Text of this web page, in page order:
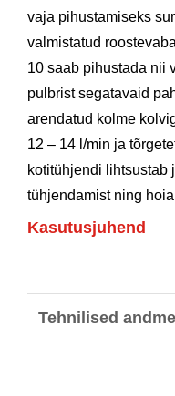
vaja pihustamiseks
valmistatud
10 saab pihustada nii
pulbrist segatavaid
arendatud kolme
12 – 14 l/min ja
kotitühjendi lihtsustab
tühjendamist ning
Kasutusjuhend
Tehnilised